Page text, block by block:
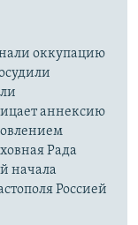
оккупацию
аннексию
Рада
начала
Россией